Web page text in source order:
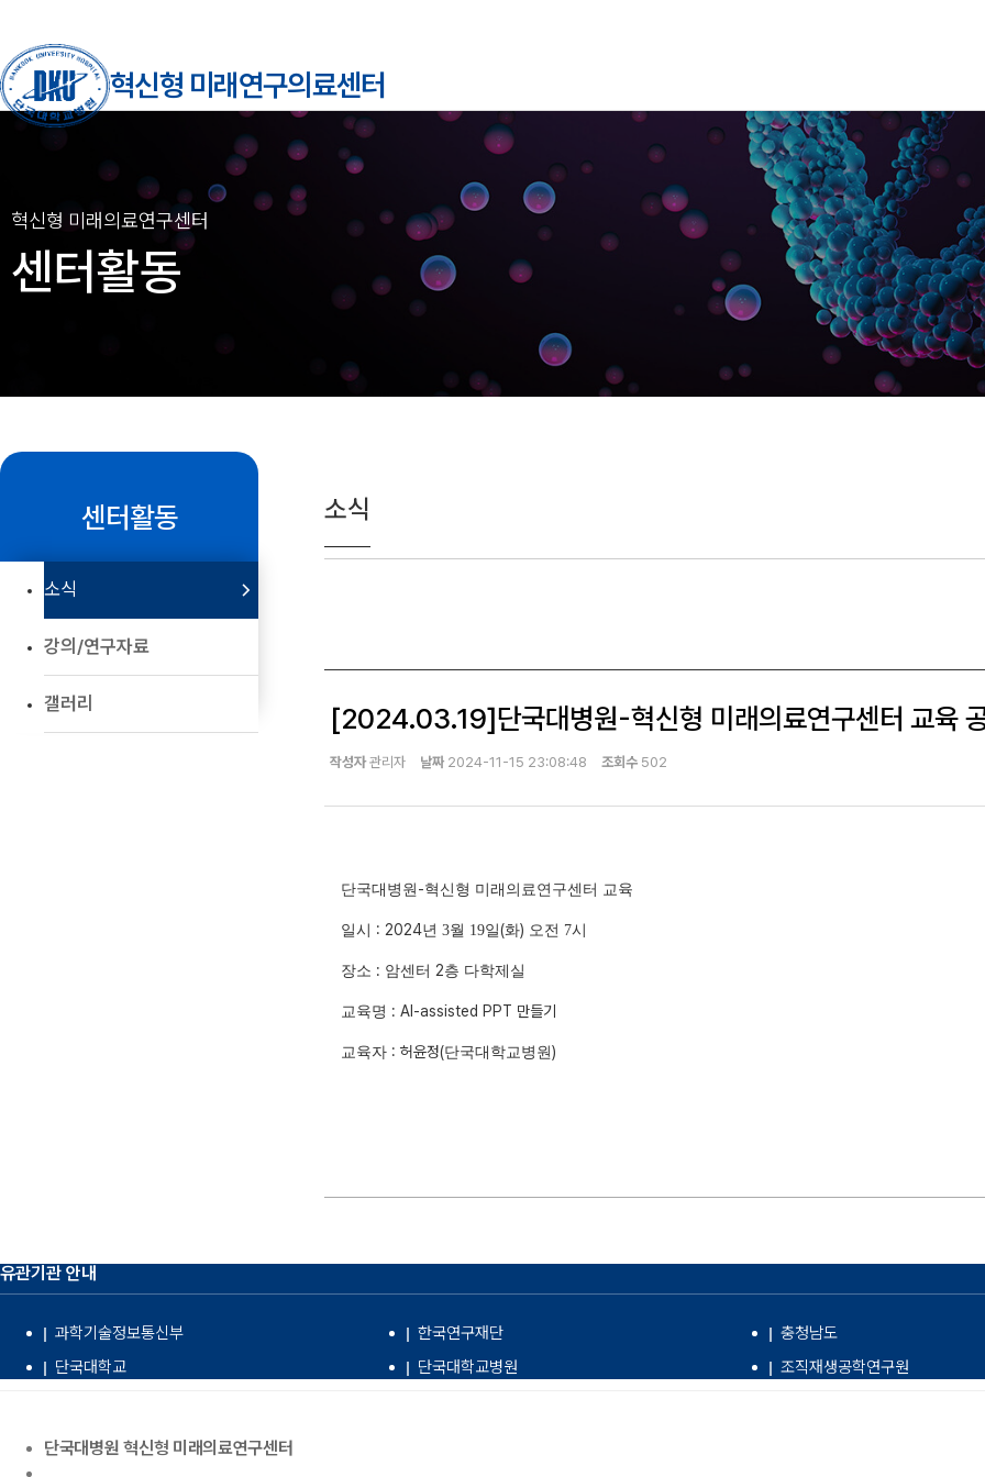
혁신형 미래연구의료센터
센터활동
센터활동
소식
강의/연구자료
갤러리
소식
[2024.03.19]단국대병원-혁신형 미래의료연구센터 교육
작성자관리자 날짜 2024-11-15 23:08:48 조회수 502
단국대병원 -혁신형 미래의료연구센터 교육
일시 : 2024년 3월 19일(화) 오전 7시
장소 : 암센터 2층 다학제실
교육명 : AI-assisted PPT 만들기
교육자 : 허윤정(단국대학교병원)
유관기관 안내
과학기술정보통신부 한국연구재단 충청남도
단국대학교
단국대학교병원 조직재생공학연구원
단국대병원 혁신형 미래의료연구센터